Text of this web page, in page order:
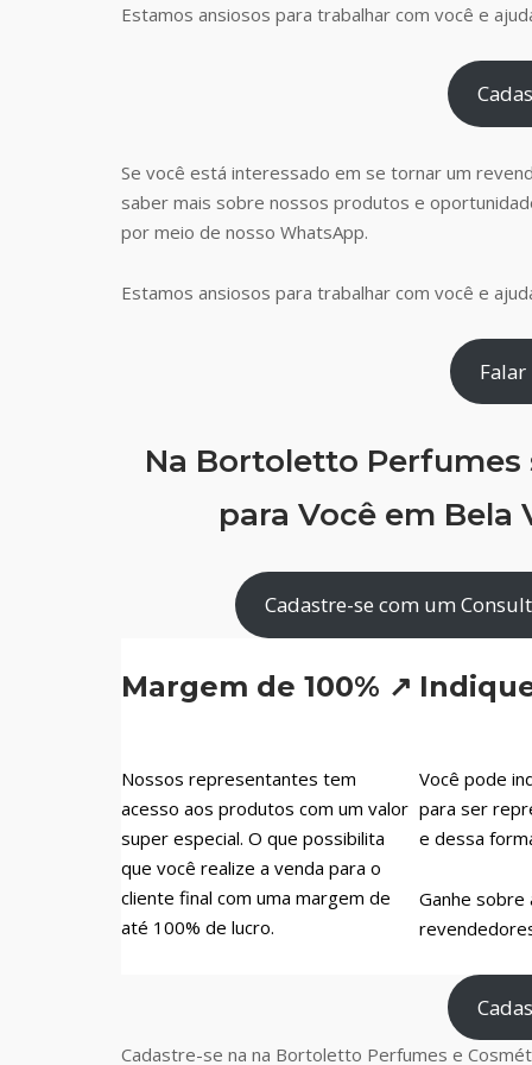
Estamos ansiosos para trabalhar com você e
Se você está interessado em se tornar um
saber mais sobre nossos produtos e
por meio de nosso WhatsApp.
Estamos ansiosos para trabalhar com você e
Na Bortoletto
para Você em Bela
Cadastre-se com um
Margem de 100% ↗
Nossos representantes tem
acesso aos produtos com um valor
super especial. O que possibilita
que você realize a venda para o
cliente final com uma margem de
até 100% de lucro.
Você pode
para ser
e dessa
Ganhe sobre
Cadastre-se na na Bortoletto Perfumes e